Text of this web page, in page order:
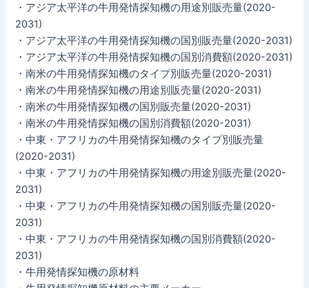
・アジア太平洋の牛用発情探知機の用途別販売量(2020-
2031)
・アジア太平洋の牛用発情探知機の国別販売量(2020-2031)
・アジア太平洋の牛用発情探知機の国別消費額(2020-2031)
・南米の牛用発情探知機のタイプ別販売量(2020-2031)
・南米の牛用発情探知機の用途別販売量(2020-2031)
・南米の牛用発情探知機の国別販売量(2020-2031)
・南米の牛用発情探知機の国別消費額(2020-2031)
・中東・アフリカの牛用発情探知機のタイプ別販売量
(2020-2031)
・中東・アフリカの牛用発情探知機の用途別販売量(2020-
2031)
・中東・アフリカの牛用発情探知機の国別販売量(2020-
2031)
・中東・アフリカの牛用発情探知機の国別消費額(2020-
2031)
・牛用発情探知機の原材料